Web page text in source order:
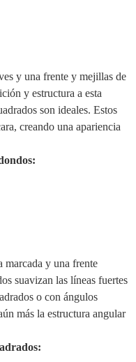
y una frente y mejillas de
y estructura a esta
son ideales. Estos
creando una apariencia
marcada y una frente
suavizan las líneas fuertes
o con ángulos
más la estructura angular